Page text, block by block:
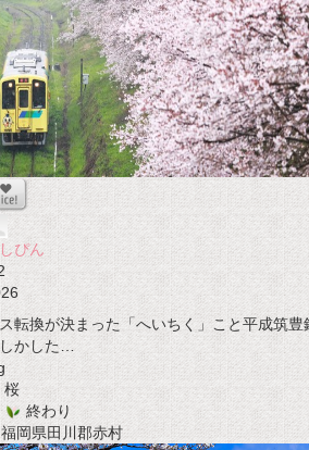
ぴん
転換が決まった「へいちく」こと平成筑豊
かした…
桜
終わり
岡県田川郡赤村